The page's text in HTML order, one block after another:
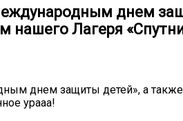
днем
нашего Лагеря
днем защиты детей», а
урааа!